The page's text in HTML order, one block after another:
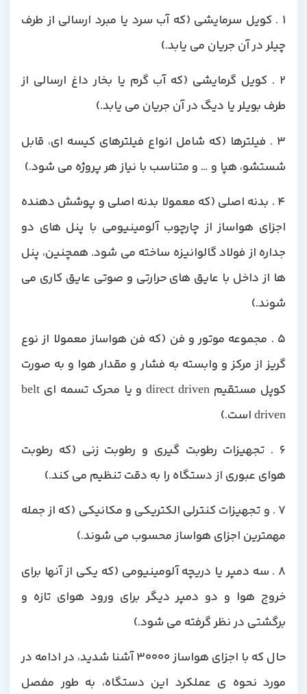
۱ . کویل سرمایشی (که آب سرد یا مبرد ارسالی از طرف
چیلر در آن جریان می یابد.)
۲ . کویل گرمایشی (که آب گرم یا بخار داغ ارسالی از
طرف بویلر یا دیگ در آن جریان می یابد.)
۳ . فیلترها (که شامل انواع فیلترهای کیسه ای، قابل
شستشو، هپا و … و متناسب با نیاز هر پروژه می شود.)
۴ . بدنه اصلی (که معمولا بدنه اصلی و پوشش دهنده
اجزای هواساز از چارچوب آلومینیومی با پنل های دو
جداره از فولاد گالوانیزه ساخته می شود. همچنین، پنل
ها از داخل با عایق های حرارتی و صوتی عایق کاری می
شوند.)
۵ . مجموعه موتور و فن (که فن هواساز معمولا از نوع
گریز از مرکز و وابسته به فشار و مقدار هوا و به صورت
کوپل مستقیم direct driven و یا محرک تسمه ای belt
driven است.)
۶ . تجهیزات رطوبت گیری و رطوبت زنی (که رطوبت
هوای عبوری از دستگاه را به دقت تنظیم می کند.)
۷ . و تجهیزات کنترلی الکتریکی و مکانیکی (که از جمله
مهمترین اجزای هواساز محسوب می شوند.)
۸ . سه دمپر یا دریچه آلومینیومی (که یکی از آنها برای
خروج هوا و دو دمپر دیگر برای ورود هوای تازه و
برگشتی در نظر گرفته می شود.)
حال که با اجزای هواساز 30000 آشنا شدید، در ادامه در
مورد نحوه ی عملکرد این دستگاه، به طور مفصل